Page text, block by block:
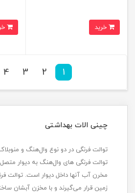
1
2
3
4
چینی الات بهداشتی
توالت فرنگی در دو نوع وال‌هنگ و
توالت فرنگی های وال‌هنگ به دیوار
مخرن آب آنها داخل دیوار است. توالت
زمین قرار می‌گیرند و با مخزن آبشان